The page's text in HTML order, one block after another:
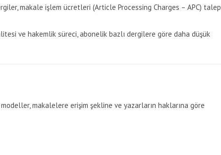
makale işlem ücretleri (Article Processing Charges – APC) talep
ve hakemlik süreci, abonelik bazlı dergilere göre daha düşük
makalelere erişim şekline ve yazarların haklarına göre